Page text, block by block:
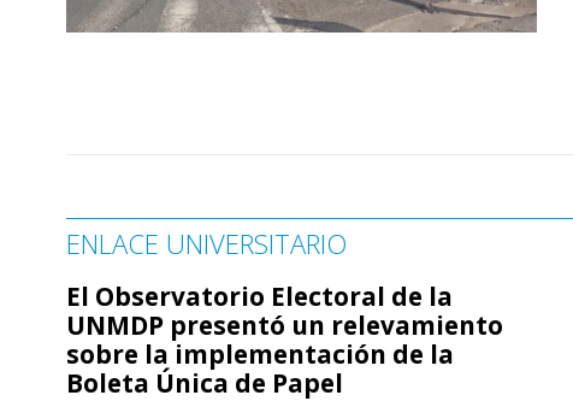
ENLACE UNIVERSITARIO
El Observatorio Electoral de la
UNMDP presentó un relevamiento
sobre la implementación de la
Boleta Única de Papel